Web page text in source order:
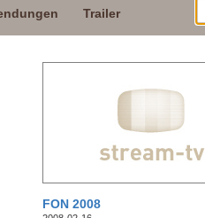
Trailer
FON 2008